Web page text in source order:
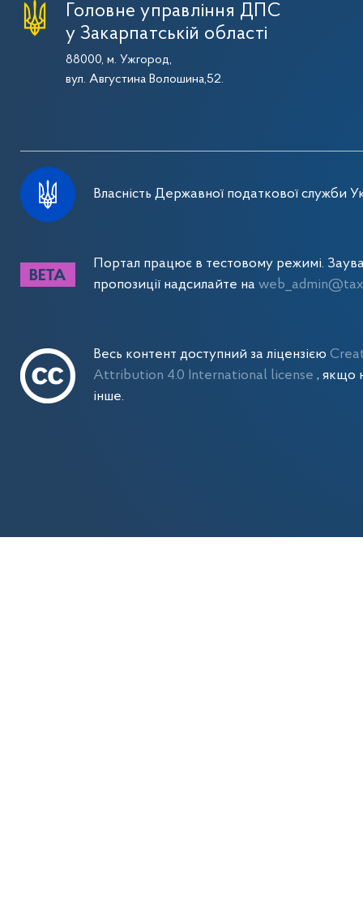
Головне управління ДПС
у Закарпатській області
88000, м. Ужгород,
вул. Августина Волошина,52.
Власність Державної податкової служби
Портал працює в тестовому режимі.
пропозиції надсилайте на
Весь контент доступний за ліцензією
Attribution 4.0 International license , якщо
інше.